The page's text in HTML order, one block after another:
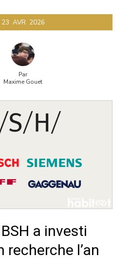
23 AVR 2026
Par
Maxime Gouet
a investi
recherche l’an